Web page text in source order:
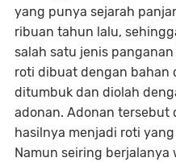
yang punya sejarah
ribuan tahun lalu,
salah satu jenis
roti dibuat dengan bahan
ditumbuk dan diolah
adonan. Adonan tersebut
hasilnya menjadi roti
Namun seiring